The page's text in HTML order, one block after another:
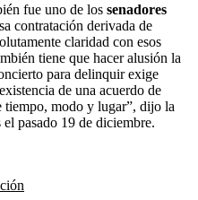
fue uno de los senadores
contratación derivada de
claridad con esos
tiene que hacer alusión la
para delinquir exige
de una acuerdo de
tiempo, modo y lugar”, dijo la
pasado 19 de diciembre.